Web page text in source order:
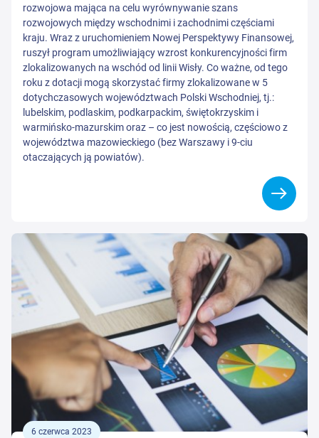
rozwojowa mająca na celu wyrównywanie szans
rozwojowych między wschodnimi i zachodnimi częściami
kraju. Wraz z uruchomieniem Nowej Perspektywy Finansowej,
ruszył program umożliwiający wzrost konkurencyjności firm
zlokalizowanych na wschód od linii Wisły. Co ważne, od tego
roku z dotacji mogą skorzystać firmy zlokalizowane w 5
dotychczasowych województwach Polski Wschodniej, tj.:
lubelskim, podlaskim, podkarpackim, świętokrzyskim i
warmińsko-mazurskim oraz – co jest nowością, częściowo z
województwa mazowieckiego (bez Warszawy i 9-ciu
otaczających ją powiatów).
6 czerwca 2023